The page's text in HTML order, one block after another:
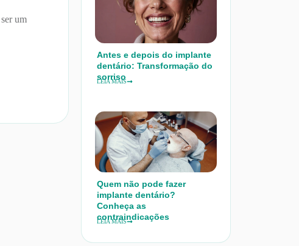
um
Antes e depois do implante
dentário: Transformação do
sorriso
LEIA MAIS
Quem não pode fazer
implante dentário?
Conheça as
contraindicações
LEIA MAIS